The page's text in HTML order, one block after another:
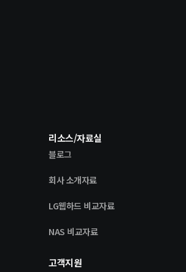
리소스/자료실
블로그
회사 소개자료
LG웹하드 비교자료
NAS 비교자료
고객지원